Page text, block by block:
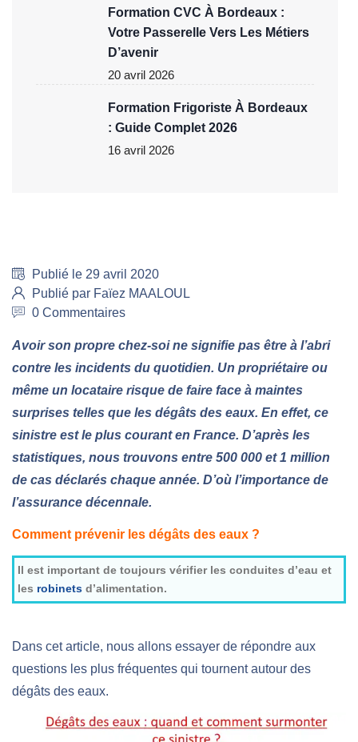
Formation CVC À Bordeaux :
Votre Passerelle Vers Les Métiers
D’avenir
20 avril 2026
Formation Frigoriste À Bordeaux
: Guide Complet 2026
16 avril 2026
Publié le 29 avril 2020
Publié par Faïez MAALOUL
0 Commentaires
Avoir son propre chez-soi ne signifie pas être à l’abri
contre les incidents du quotidien. Un propriétaire ou
même un locataire risque de faire face à maintes
surprises telles que les dégâts des eaux. En effet, ce
sinistre est le plus courant en France. D’après les
statistiques, nous trouvons entre 500 000 et 1 million
de cas déclarés chaque année. D’où l’importance de
l’assurance décennale.
Comment prévenir les dégâts des eaux ?
Il est important de toujours vérifier les conduites d’eau et
les robinets d’alimentation.
Dans cet article, nous allons essayer de répondre aux
questions les plus fréquentes qui tournent autour des
dégâts des eaux.